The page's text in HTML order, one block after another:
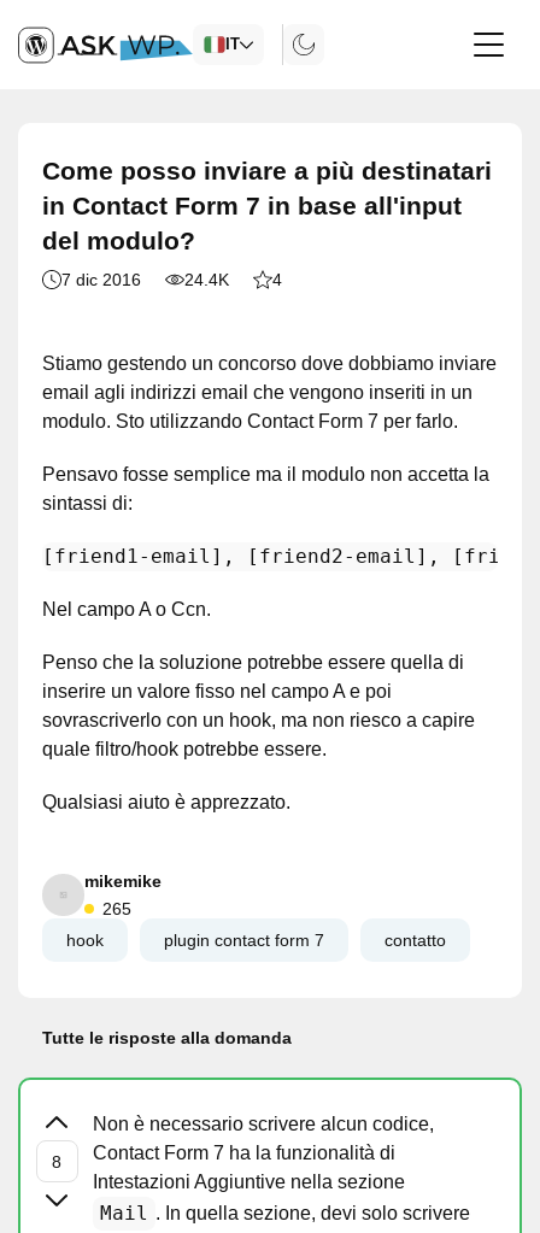
IT
Come posso inviare a più destinatari
in Contact Form 7 in base all'input
del modulo?
7 dic 2016 24.4K 4
Stiamo gestendo un concorso dove dobbiamo inviare
email agli indirizzi email che vengono inseriti in un
modulo. Sto utilizzando Contact Form 7 per farlo.
Pensavo fosse semplice ma il modulo non accetta la
sintassi di:
[friend1-email] , [friend2-email] ,
Nel campo A o Ccn.
Penso che la soluzione potrebbe essere quella di
inserire un valore fisso nel campo A e poi
sovrascriverlo con un hook, ma non riesco a capire
quale filtro/hook potrebbe essere.
Qualsiasi aiuto è apprezzato.
mikemike
265
hook
plugin contact form 7 contatto
Tutte le risposte alla domanda
Non è necessario scrivere alcun codice,
Contact Form 7 ha la funzionalità di
Intestazioni Aggiuntive nella sezione
Mail . In quella sezione, devi solo scrivere